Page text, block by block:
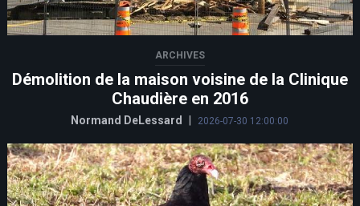
ARCHIVES
Démolition de la maison voisine de la Clinique
Chaudière en 2016
Normand DeLessard 2026-07-30 12:00:00